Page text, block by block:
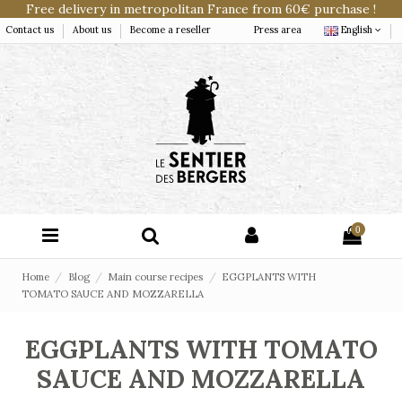
Free delivery in metropolitan France from 60€ purchase !
Contact us About us Become a reseller Press area English
0
Home Blog Main course recipes
EGGPLANTS WITH
TOMATO SAUCE AND MOZZARELLA
EGGPLANTS WITH TOMATO
SAUCE AND MOZZARELLA